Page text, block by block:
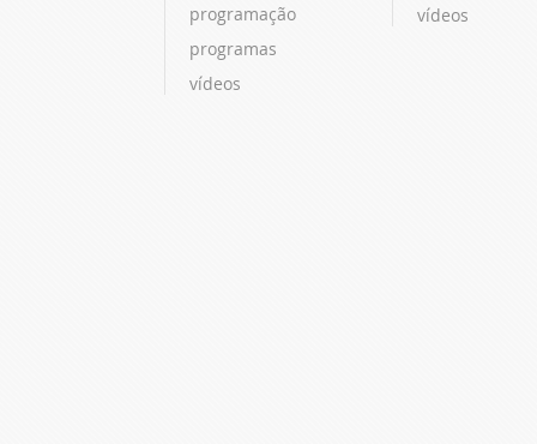
programação
programas
vídeos
vídeos